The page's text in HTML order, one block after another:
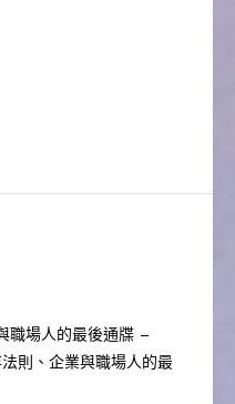
職場人的最後通牒 –
則、企業與職場人的最